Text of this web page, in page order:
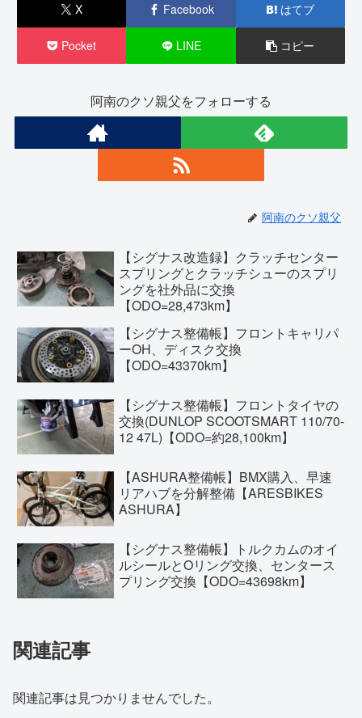
X Facebook はてブ
Pocket LINE コピー
阿南のクソ親父をフォローする
阿南のクソ親父
【シグナス改造録】クラッチセンター
スプリングとクラッチシューのスプリ
ングを社外品に交換
【ODO=28,473km】
【シグナス整備帳】フロントキャリパ
ーOH、ディスク交換
【ODO=43370km】
【シグナス整備帳】フロントタイヤの
交換(DUNLOP SCOOTSMART 110/70-
12 47L)【ODO=約28,100km】
【ASHURA整備帳】BMX購入、早速
リアハブを分解整備【ARESBIKES
ASHURA】
【シグナス整備帳】トルクカムのオイ
ルシールとOリング交換、センタース
プリング交換【ODO=43698km】
関連記事
関連記事は見つかりませんでした。